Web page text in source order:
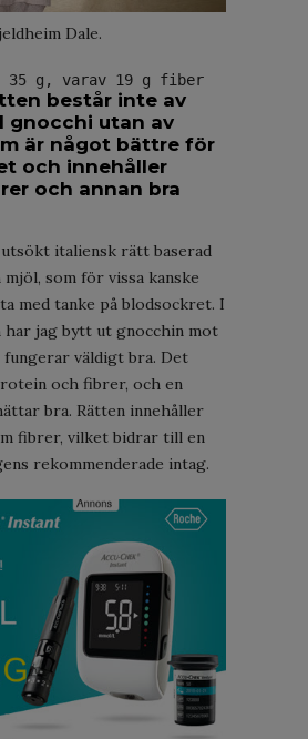
Dale.
35 g, varav 19 g fiber
består inte av
gnocchi utan av
är något bättre för
och innehåller
och annan bra
italiensk rätt baserad
som för vissa kanske
med tanke på blodsockret. I
har jag bytt ut gnocchin mot
väldigt bra. Det
och fibrer, och en
bra. Rätten innehåller
fibrer, vilket bidrar till en
rekommenderade intag.